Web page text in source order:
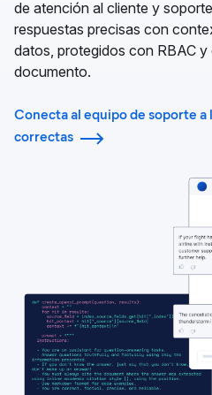
de atención al cliente y
respuestas precisas con
datos, protegidos con RBAC
documento.
Conecta al equipo de soporte a
correctas